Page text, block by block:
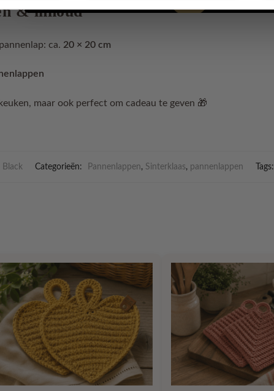
& inhoud
ca. 20 × 20 cm
maar ook perfect om cadeau te geven 🎁
Black Categorieën: Pannenlappen, Sinterklaas, pannenlappen Tags: